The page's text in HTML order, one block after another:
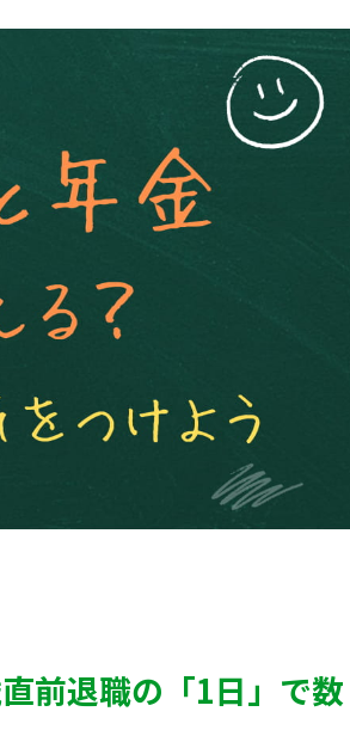
前退職の「1日」で数